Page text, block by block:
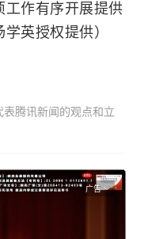
工作有序开展提供
英授权提供）
腾讯新闻的观点和立
广告